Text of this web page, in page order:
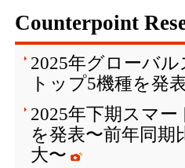
Counterpoint
2025年グローバ
トップ5機種を発
2025年下期スマ
を発表〜前年同期
大〜